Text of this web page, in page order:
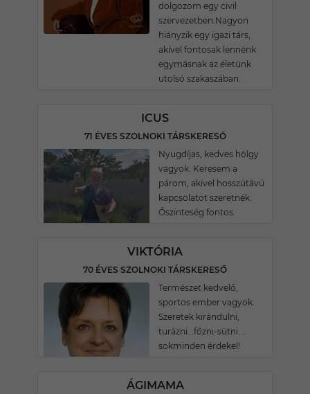
dolgozom egy civil
szervezetben.Nagyon
hiányzik egy igazi társ,
akivel fontosak lennénk
egymásnak az életünk
utolsó szakaszában.
ICUS
71 ÉVES SZOLNOKI TÁRSKERESŐ
Nyugdíjas, kedves hölgy
vagyok. Keresem a
párom, akivel hosszútávú
kapcsolatot szeretnék.
Őszinteség fontos.
VIKTÓRIA
70 ÉVES SZOLNOKI TÁRSKERESŐ
Természet kedvelő,
sportos ember vagyok.
Szeretek kirándulni,
turázni...főzni-sütni....
sokminden érdekel!
ÁGIMAMA